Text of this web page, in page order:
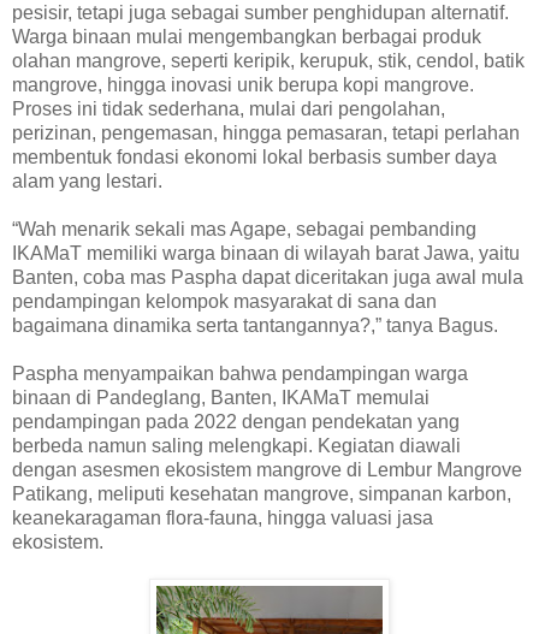
pesisir, tetapi juga sebagai sumber penghidupan alternatif.
Warga binaan mulai mengembangkan berbagai produk
olahan mangrove, seperti keripik, kerupuk, stik, cendol, batik
mangrove, hingga inovasi unik berupa kopi mangrove.
Proses ini tidak sederhana, mulai dari pengolahan,
perizinan, pengemasan, hingga pemasaran, tetapi perlahan
membentuk fondasi ekonomi lokal berbasis sumber daya
alam yang lestari.
“Wah menarik sekali mas Agape, sebagai pembanding
IKAMaT memiliki warga binaan di wilayah barat Jawa, yaitu
Banten, coba mas Paspha dapat diceritakan juga awal mula
pendampingan kelompok masyarakat di sana dan
bagaimana dinamika serta tantangannya?,” tanya Bagus.
Paspha menyampaikan bahwa pendampingan warga
binaan di Pandeglang, Banten, IKAMaT memulai
pendampingan pada 2022 dengan pendekatan yang
berbeda namun saling melengkapi. Kegiatan diawali
dengan asesmen ekosistem mangrove di Lembur Mangrove
Patikang, meliputi kesehatan mangrove, simpanan karbon,
keanekaragaman flora-fauna, hingga valuasi jasa
ekosistem.